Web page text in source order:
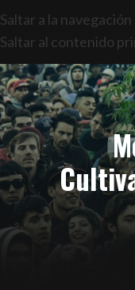
Saltar a la navegación
Saltar al contenido